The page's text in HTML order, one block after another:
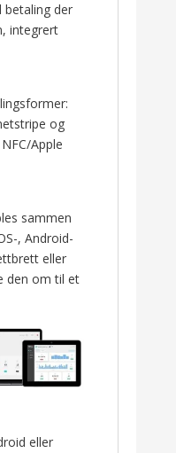
betaling der
integrert
og
Apple
sammen
, Android-
eller
den om til et
eller